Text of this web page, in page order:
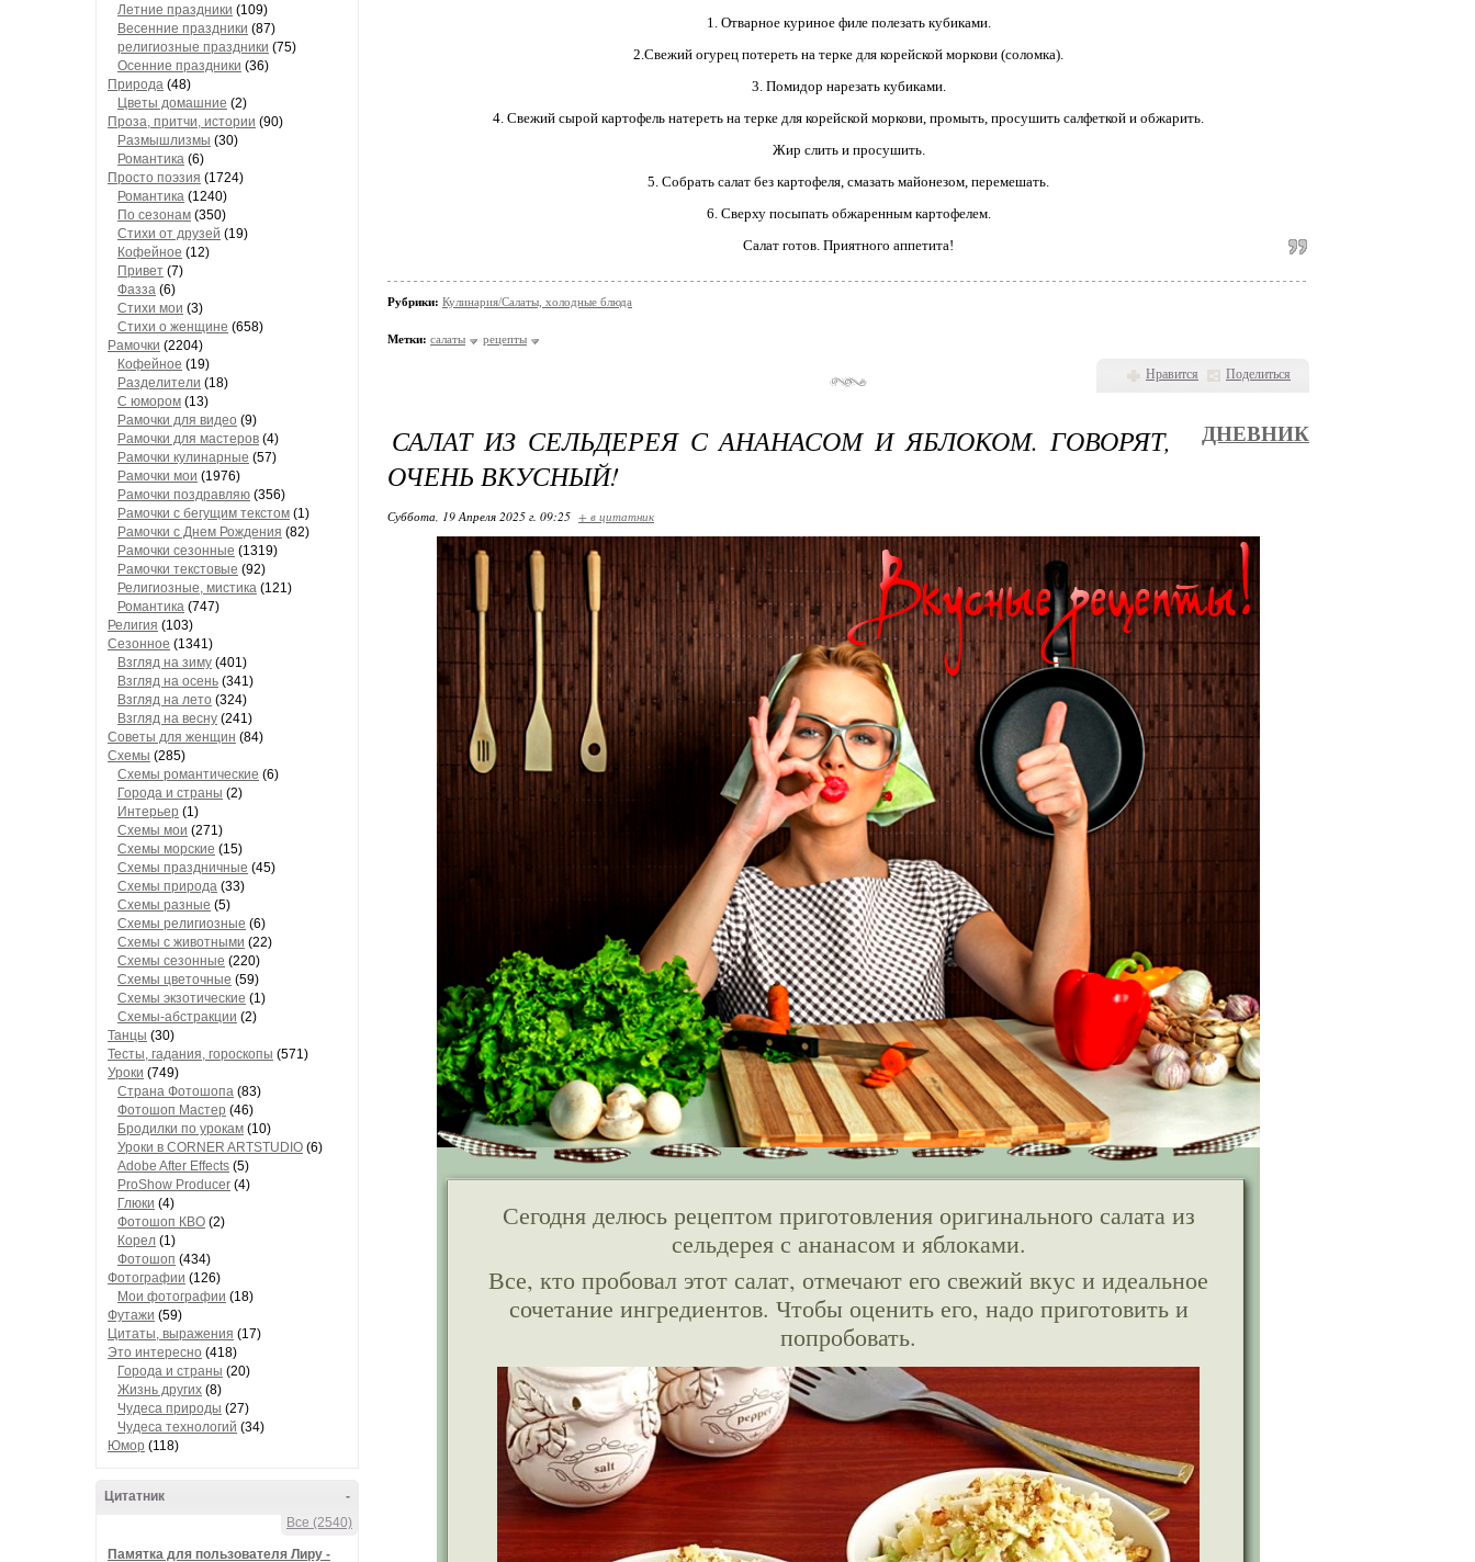
Летние праздники (109)
Весенние праздники (87)
религиозные праздники (75)
Осенние праздники (36)
Природа (48)
Цветы домашние (2)
Проза, притчи, истории (90)
Размышлизмы (30)
Романтика (6)
Просто поэзия (1724)
Романтика (1240)
По сезонам (350)
Стихи от друзей (19)
Кофейное (12)
Привет (7)
Фазза (6)
Стихи мои (3)
Стихи о женщине (658)
Рамочки (2204)
Кофейное (19)
Разделители (18)
С юмором (13)
Рамочки для видео (9)
Рамочки для мастеров (4)
Рамочки кулинарные (57)
Рамочки мои (1976)
Рамочки поздравляю (356)
Рамочки с бегущим текстом (1)
Рамочки с Днем Рождения (82)
Рамочки сезонные (1319)
Рамочки текстовые (92)
Религиозные, мистика (121)
Романтика (747)
Религия (103)
Сезонное (1341)
Взгляд на зиму (401)
Взгляд на осень (341)
Взгляд на лето (324)
Взгляд на весну (241)
Советы для женщин (84)
Схемы (285)
Схемы романтические (6)
Города и страны (2)
Интерьер (1)
Схемы мои (271)
Схемы морские (15)
Схемы праздничные (45)
Схемы природа (33)
Схемы разные (5)
Схемы религиозные (6)
Схемы с животными (22)
Схемы сезонные (220)
Схемы цветочные (59)
Схемы экзотические (1)
Схемы-абстракции (2)
Танцы (30)
Тесты, гадания, гороскопы (571)
Уроки (749)
Страна Фотошопа (83)
Фотошоп Мастер (46)
Бродилки по урокам (10)
Уроки в CORNER ARTSTUDIO (6)
Adobe After Effects (5)
ProShow Producer (4)
Глюки (4)
Фотошоп КВО (2)
Корел (1)
Фотошоп (434)
Фотографии (126)
Мои фотографии (18)
Футажи (59)
Цитаты, выражения (17)
Это интересно (418)
Города и страны (20)
Жизнь других (8)
Чудеса природы (27)
Чудеса технологий (34)
Юмор (118)
-
Цитатник
Все (2540)
Памятка для пользователя Лиру -
Нравится Поделиться
1. Отварное куриное филе полезать кубиками.
2.Свежий огурец потереть на терке для корейской моркови (соломка).
3. Помидор нарезать кубиками.
4. Свежий сырой картофель натереть на терке для корейской моркови, промыть, просушить салфеткой и обжарить.
Жир слить и просушить.
5. Собрать салат без картофеля, смазать майонезом, перемешать.
6. Сверху посыпать обжаренным картофелем.
Салат готов. Приятного аппетита!
Рубрики: Кулинария/Салаты, холодные блюда
Метки: салаты рецепты
САЛАТ ИЗ СЕЛЬДЕРЕЯ С АНАНАСОМ И ЯБЛОКОМ. ГОВОРЯТ,
ОЧЕНЬ ВКУСНЫЙ!
ДНЕВНИК
Суббота, 19 Апреля 2025 г. 09:25 + в цитатник
Сегодня делюсь рецептом приготовления оригинального салата из
сельдерея с ананасом и яблоками.
Все, кто пробовал этот салат, отмечают его свежий вкус и идеальное
сочетание ингредиентов. Чтобы оценить его, надо приготовить и
попробовать.